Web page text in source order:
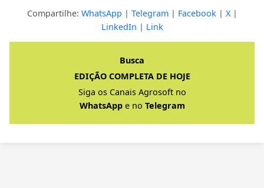
Clique para ver a resposta completa
Compartilhe: WhatsApp | Telegram| Facebook | X|
LinkedIn | Link
Busca
EDIÇÃO COMPLETA DE HOJE
Siga os Canais Agrosoft no
WhatsAppe no Telegram